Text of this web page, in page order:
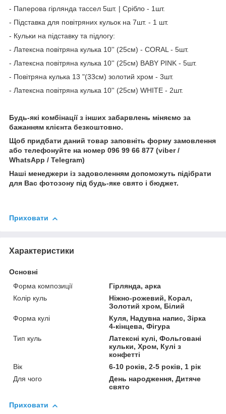
- Паперова гірлянда тассел 5шт. | Срібло - 1шт.
- Підставка для повітряних кульок на 7шт. - 1 шт.
- Кульки на підставку та підлогу:
- Латексна повітряна кулька 10'' (25см) - CORAL - 5шт.
- Латексна повітряна кулька 10'' (25см) BABY PINK - 5шт.
- Повітряна кулька 13 "(33см) золотий хром - 3шт.
- Латексна повітряна кулька 10'' (25см) WHITE - 2шт.
Будь-які комбінації з інших забарвлень міняємо за
бажанням клієнта безкоштовно.
Щоб придбати даний товар заповніть форму замовлення
або телефонуйте на номер 096 99 66 877 (viber /
WhatsApp / Telegram)
Наші менеджери із задоволенням допоможуть підібрати
для Вас фотозону під будь-яке свято і бюджет.
Приховати
Характеристики
Основні
Форма композиції
Гірлянда, арка
Колір куль
Ніжно-рожевий, Корал,
Золотий хром, Білий
Форма кулі
Куля, Надувна напис, Зірка
4-кінцева, Фігура
Тип куль
Латексні кулі, Фольговані
кульки, Хром, Кулі з
конфетті
Вік
6-10 років, 2-5 років, 1 рік
Для чого
День народження, Дитяче
свято
Приховати